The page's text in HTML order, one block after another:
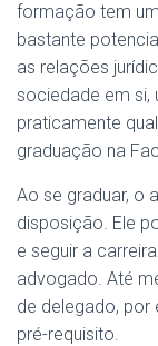
formação tem
bastante
as relações
sociedade em si,
praticamente
graduação na
Ao se graduar, o
disposição. Ele
e seguir a
advogado. Até
de delegado,
pré-requisito.